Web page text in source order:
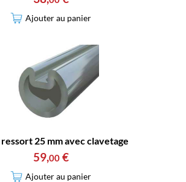
Ajouter au panier
25 mm avec clavetage
59,00 €
Ajouter au panier